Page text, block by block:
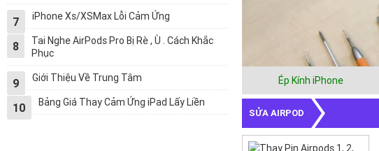
7 iPhone Xs/XSMax Lỗi Cảm Ứng
8
Tai Nghe AirPods Pro Bị Rè , Ù . Cách Khắc
Phục
9 Giới Thiệu Về Trung Tâm
10 Bảng Giá Thay Cảm Ứng iPad Lấy Liền
Ép Kính iPhone
SỬA AIRPOD